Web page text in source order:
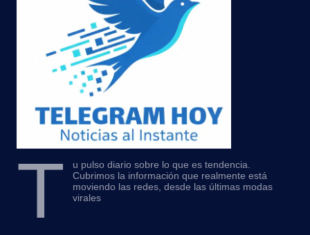
T
u pulso diario sobre lo que es tendencia.
Cubrimos la información que realmente está
moviendo las redes, desde las últimas modas
virales